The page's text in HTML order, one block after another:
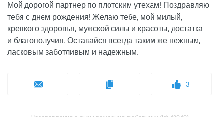
Мой дорогой партнер по плотским утехам! Поздравляю
тебя с днем рождения! Желаю тебе, мой милый,
крепкого здоровья, мужской силы и красоты, достатка
и благополучия. Оставайся всегда таким же нежным,
ласковым заботливым и надежным.
3